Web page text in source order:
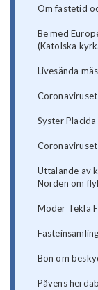
Om fastetid
Be med
(Katolska
Livesända
Syster
Uttalande av
Norden om
Moder Tekla
Bön om
Påvens